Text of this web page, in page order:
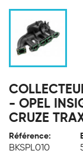
- OPEL
CRUZE
Référence:
BKSPL010